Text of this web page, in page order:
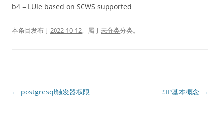
b4 = LUIe based on SCWS supported
本条目发布于2022-10-12。属于未分类分类。
文
← postgresql触发器权限 SIP基本概念 →